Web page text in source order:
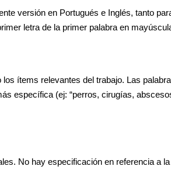
versión en Portugués e Inglés, tanto
letra de la primer palabra en
ítems relevantes del trabajo. Las
específica (ej: “perros, cirugías,
No hay especificación en referencia a